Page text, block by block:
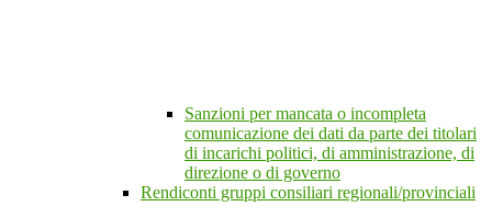
Sanzioni per mancata o incompleta
comunicazione dei dati da parte dei titolari
di incarichi politici, di amministrazione, di
direzione o di governo
Rendiconti gruppi consiliari regionali/provinciali